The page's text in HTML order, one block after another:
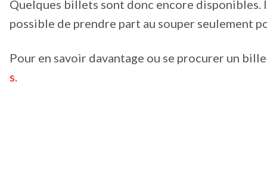
Quelques billets sont donc encore disponibles.
possible de prendre part au souper seulement
Pour en savoir davantage ou se procurer un
s